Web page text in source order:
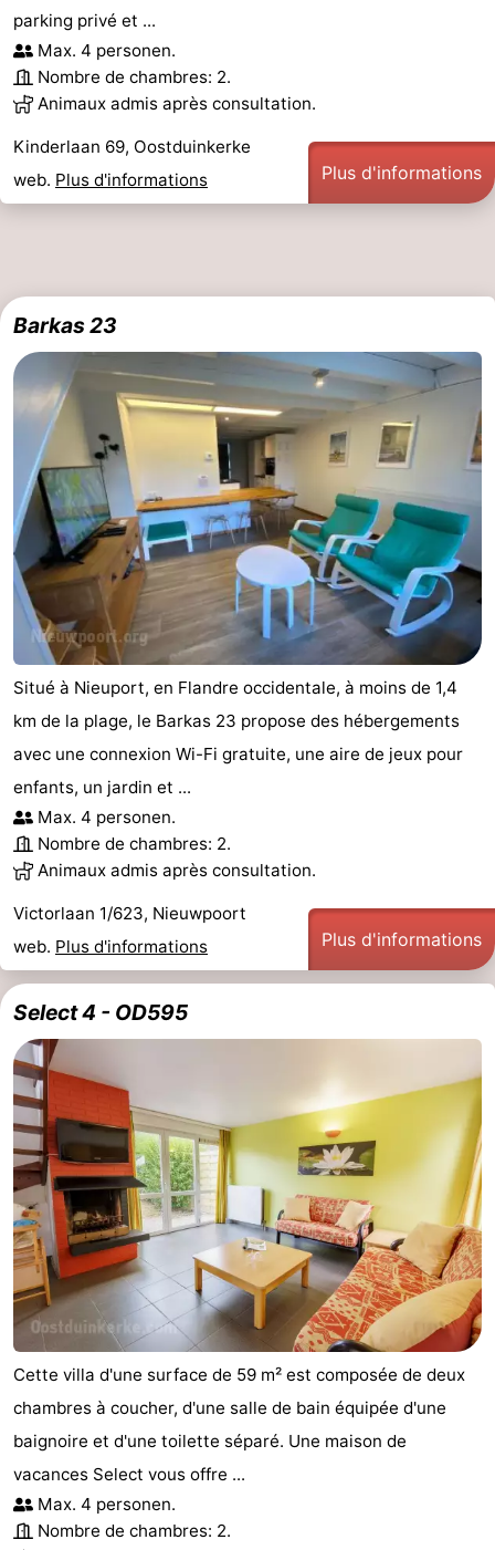
parking privé et ...
Max. 4 personen.
Nombre de chambres: 2.
Animaux admis après consultation.
Kinderlaan 69, Oostduinkerke
web. Plus d'informations Plus d'informations
Barkas 23
Situé à Nieuport, en Flandre occidentale, à moins de 1,4
km de la plage, le Barkas 23 propose des hébergements
avec une connexion Wi-Fi gratuite, une aire de jeux pour
enfants, un jardin et ...
Max. 4 personen.
Nombre de chambres: 2.
Animaux admis après consultation.
Victorlaan 1/623, Nieuwpoort
web. Plus d'informations Plus d'informations
Select 4 - OD595
Cette villa d'une surface de 59 m² est composée de deux
chambres à coucher, d'une salle de bain équipée d'une
baignoire et d'une toilette séparé. Une maison de
vacances Select vous offre ...
Max. 4 personen.
Nombre de chambres: 2.